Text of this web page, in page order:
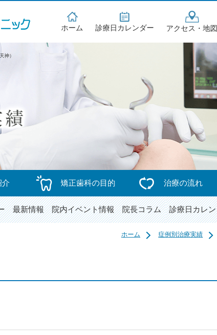
ホーム 診療日カレンダー アクセス・地図
神）
介 矯正歯科の目的 治療の流れ
最新情報 院内イベント情報 院長コラム 診療日カレ
ホーム 症例別治療実績